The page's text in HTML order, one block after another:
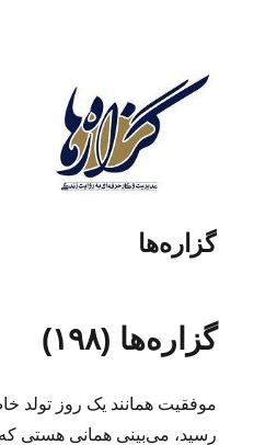
گزاره‌ها
گزاره‌ها (۱۹۸)
موفقیت همانند یک روز تولد
رسید، می‌بینی همانی هستی